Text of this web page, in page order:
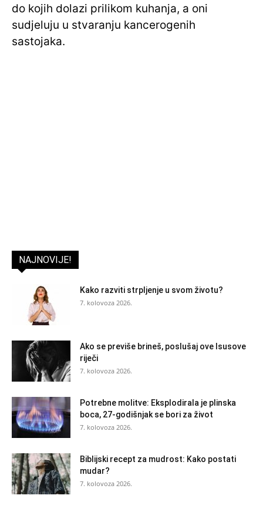
do kojih dolazi prilikom kuhanja, a oni
sudjeluju u stvaranju kancerogenih
sastojaka.
NAJNOVIJE!
Kako razviti strpljenje u svom životu?
7. kolovoza 2026.
Ako se previše brineš, poslušaj ove Isusove
riječi
7. kolovoza 2026.
Potrebne molitve: Eksplodirala je plinska
boca, 27-godišnjak se bori za život
7. kolovoza 2026.
Biblijski recept za mudrost: Kako postati
mudar?
7. kolovoza 2026.